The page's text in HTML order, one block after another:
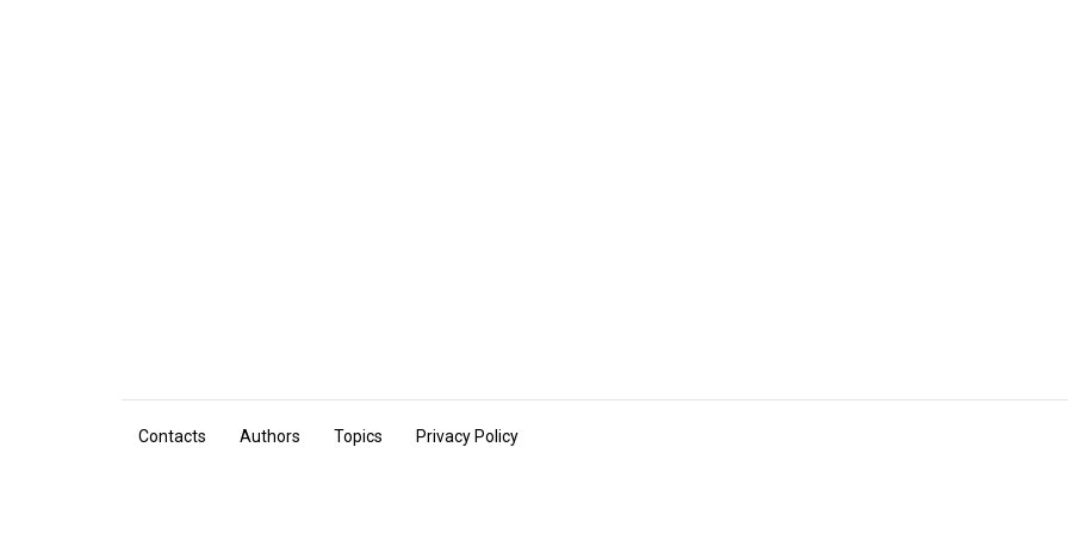
Contacts Authors Topics Privacy Policy